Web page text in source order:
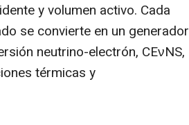
y volumen activo. Cada
se convierte en un generador
neutrino-electrón, CEνNS,
térmicas y